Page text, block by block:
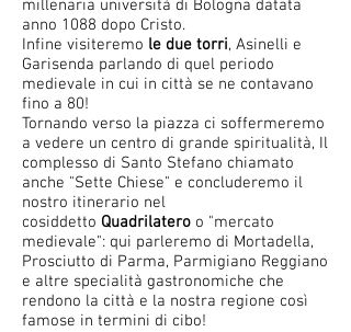
millenaria università di Bologna datata
anno 1088 dopo Cristo.
Infine visiteremo le due torri, Asinelli e
Garisenda parlando di quel periodo
medievale in cui in città se ne contavano
fino a 80!
Tornando verso la piazza ci soffermeremo
a vedere un centro di grande spiritualità, Il
complesso di Santo Stefano chiamato
anche "Sette Chiese" e concluderemo il
nostro itinerario nel
cosiddetto Quadrilatero o "mercato
medievale": qui parleremo di Mortadella,
Prosciutto di Parma, Parmigiano Reggiano
e altre specialità gastronomiche che
rendono la città e la nostra regione così
famose in termini di cibo!